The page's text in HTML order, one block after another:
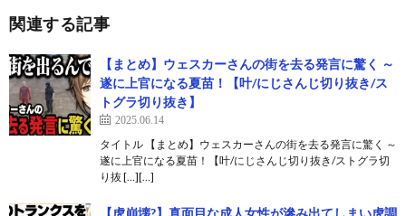
関連する記事
【まとめ】ウェスカーさんの街を去る発言に驚く ～
遂に上官になる夏苗！【叶/にじさんじ切り抜き/ス
トグラ切り抜き】
2025.06.14
タイトル 【まとめ】ウェスカーさんの街を去る発言に驚く ～
遂に上官になる夏苗！【叶/にじさんじ切り抜き/ストグラ切
り抜 […][…]
【虎崩壊?】真面目な成人女性が滲み出てしまい虎調